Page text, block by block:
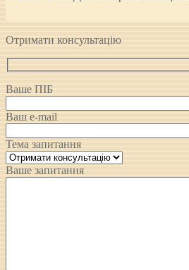
Отримати консультацію
Ваше ПІБ
Ваш e-mail
Тема запитання
Ваше запитання